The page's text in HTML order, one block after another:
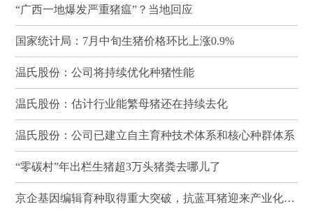
“广西一地爆发严重猪瘟”？当地回应
国家统计局：7月中旬生猪价格环比上涨0.9%
温氏股份：公司将持续优化种猪性能
温氏股份：估计行业能繁母猪还在持续去化
温氏股份：公司已建立自主育种技术体系和核心种群体系
“零碳村”年出栏生猪超3万头猪粪去哪儿了
京企基因编辑育种取得重大突破，抗蓝耳猪迎来产业化临界点